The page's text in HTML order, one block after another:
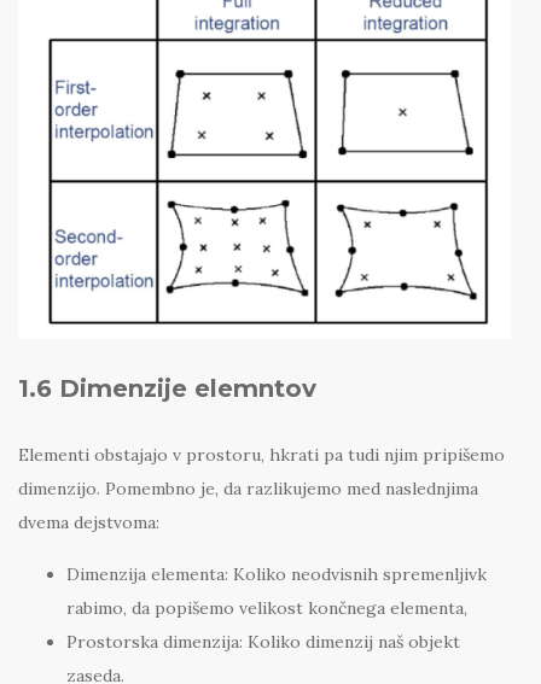
1.6 Dimenzije elemntov
Elementi obstajajo v prostoru, hkrati pa tudi njim pripišemo
dimenzijo. Pomembno je, da razlikujemo med naslednjima
dvema dejstvoma:
Dimenzija elementa: Koliko neodvisnih spremenljivk
rabimo, da popišemo velikost končnega elementa,
Prostorska dimenzija: Koliko dimenzij naš objekt
zaseda.